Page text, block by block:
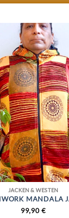
WEIST
MEHRERE
AUF.
DIE
KÖNNEN
AUF
DER
GEWÄHLT
WERDEN
JACKEN & WESTEN
MANDALA
99,90 €